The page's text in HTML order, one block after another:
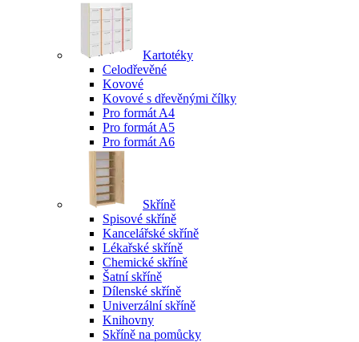
Kartotéky
Celodřevěné
Kovové
Kovové s dřevěnými čílky
Pro formát A4
Pro formát A5
Pro formát A6
Skříně
Spisové skříně
Kancelářské skříně
Lékařské skříně
Chemické skříně
Šatní skříně
Dílenské skříně
Univerzální skříně
Knihovny
Skříně na pomůcky